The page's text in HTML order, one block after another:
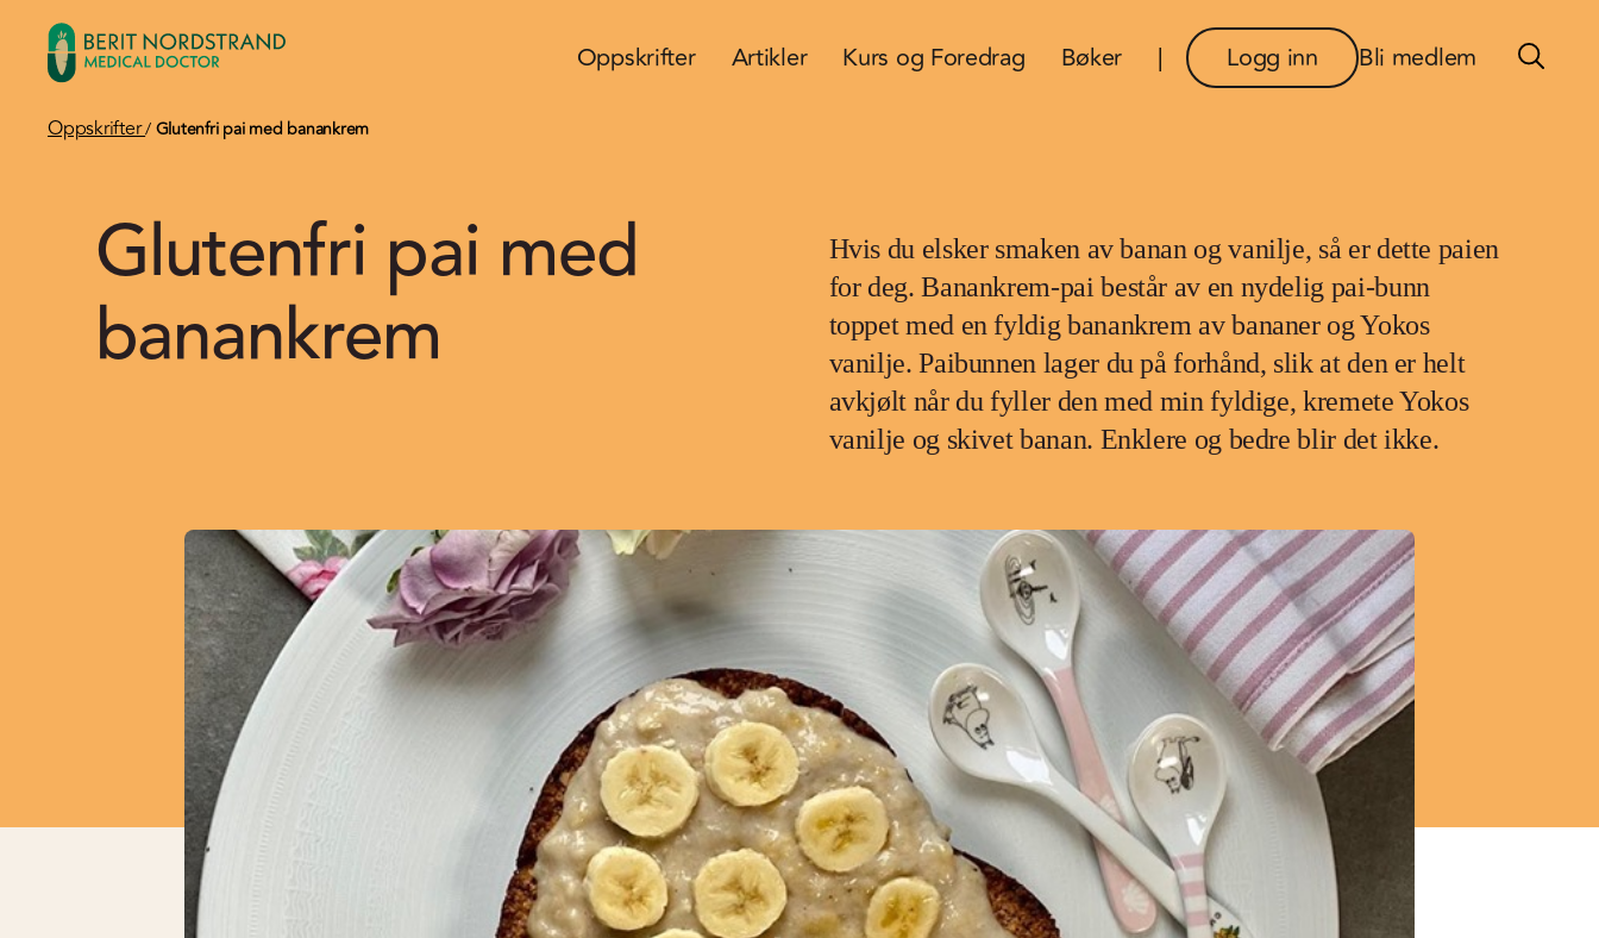
Oppskrifter Artikler Kurs og Foredrag Bøker Logg inn Bli medlem ×
Oppskrifter/Glutenfri pai med banankrem
Glutenfri pai med
banankrem
Hvis du elsker smaken av banan og vanilje, så er dette paien
for deg. Banankrem-pai består av en nydelig pai-bunn
toppet med en fyldig banankrem av bananer og Yokos
vanilje. Paibunnen lager du på forhånd, slik at den er helt
avkjølt når du fyller den med min fyldige, kremete Yokos
vanilje og skivet banan. Enklere og bedre blir det ikke.